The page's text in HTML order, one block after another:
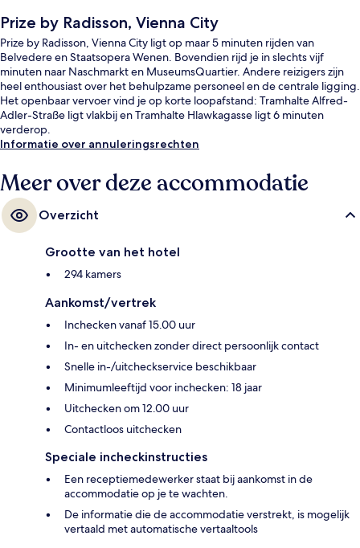
Prize by Radisson, Vienna City
Prize by Radisson, Vienna City ligt op maar 5 minuten rijden van
Belvedere en Staatsopera Wenen. Bovendien rijd je in slechts vijf
minuten naar Naschmarkt en MuseumsQuartier. Andere reizigers zijn
heel enthousiast over het behulpzame personeel en de centrale ligging.
Het openbaar vervoer vind je op korte loopafstand: Tramhalte Alfred-
Adler-Straße ligt vlakbij en Tramhalte Hlawkagasse ligt 6 minuten
verderop.
Informatie over annuleringsrechten
Meer over deze accommodatie
Overzicht
Grootte van het hotel
294 kamers
Aankomst/vertrek
Inchecken vanaf 15.00 uur
In- en uitchecken zonder direct persoonlijk contact
Snelle in-/uitcheckservice beschikbaar
Minimumleeftijd voor inchecken: 18 jaar
Uitchecken om 12.00 uur
Contactloos uitchecken
Speciale incheckinstructies
Een receptiemedewerker staat bij aankomst in de
accommodatie op je te wachten.
De informatie die de accommodatie verstrekt, is mogelijk
vertaald met automatische vertaaltools